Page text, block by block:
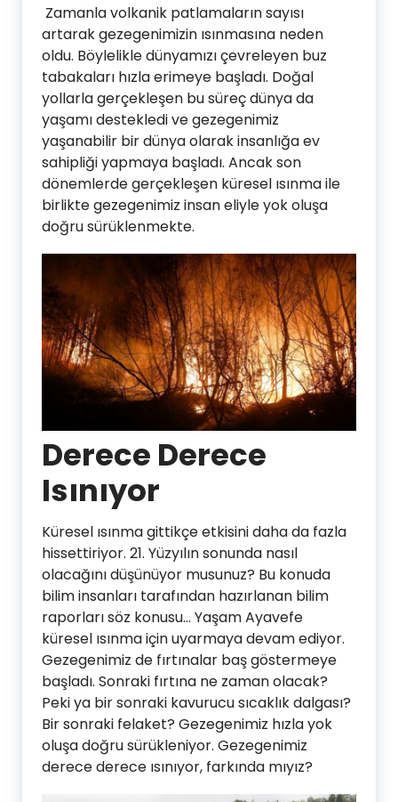
Zamanla volkanik patlamaların sayısı
artarak gezegenimizin ısınmasına neden
oldu. Böylelikle dünyamızı çevreleyen buz
tabakaları hızla erimeye başladı. Doğal
yollarla gerçekleşen bu süreç dünya da
yaşamı destekledi ve gezegenimiz
yaşanabilir bir dünya olarak insanlığa ev
sahipliği yapmaya başladı. Ancak son
dönemlerde gerçekleşen küresel ısınma ile
birlikte gezegenimiz insan eliyle yok oluşa
doğru sürüklenmekte.
Derece Derece
Isınıyor
Küresel ısınma gittikçe etkisini daha da fazla
hissettiriyor. 21. Yüzyılın sonunda nasıl
olacağını düşünüyor musunuz? Bu konuda
bilim insanları tarafından hazırlanan bilim
raporları söz konusu… Yaşam Ayavefe
küresel ısınma için uyarmaya devam ediyor.
Gezegenimiz de fırtınalar baş göstermeye
başladı. Sonraki fırtına ne zaman olacak?
Peki ya bir sonraki kavurucu sıcaklık dalgası?
Bir sonraki felaket? Gezegenimiz hızla yok
oluşa doğru sürükleniyor. Gezegenimiz
derece derece ısınıyor, farkında mıyız?